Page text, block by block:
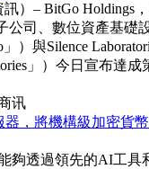
）– BitGo Holdings，
公司、數位資產基礎
）與Silence
」）今日宣布達
讯
器，將機構級加密貨
夠透過領先的AI工具